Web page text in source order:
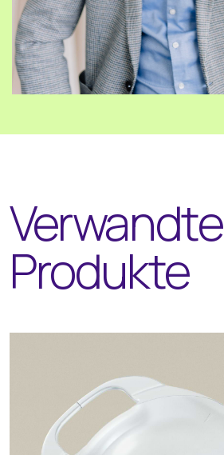
Verwandte
Produkte